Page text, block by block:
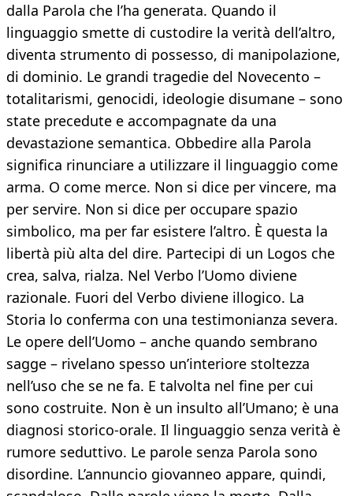
dalla Parola che l’ha generata. Quando il
linguaggio smette di custodire la verità dell’altro,
diventa strumento di possesso, di manipolazione,
di dominio. Le grandi tragedie del Novecento –
totalitarismi, genocidi, ideologie disumane – sono
state precedute e accompagnate da una
devastazione semantica. Obbedire alla Parola
significa rinunciare a utilizzare il linguaggio come
arma. O come merce. Non si dice per vincere, ma
per servire. Non si dice per occupare spazio
simbolico, ma per far esistere l’altro. È questa la
libertà più alta del dire. Partecipi di un Logos che
crea, salva, rialza. Nel Verbo l’Uomo diviene
razionale. Fuori del Verbo diviene illogico. La
Storia lo conferma con una testimonianza severa.
Le opere dell’Uomo – anche quando sembrano
sagge – rivelano spesso un’interiore stoltezza
nell’uso che se ne fa. E talvolta nel fine per cui
sono costruite. Non è un insulto all’Umano; è una
diagnosi storico-orale. Il linguaggio senza verità è
rumore seduttivo. Le parole senza Parola sono
disordine. L’annuncio giovanneo appare, quindi,